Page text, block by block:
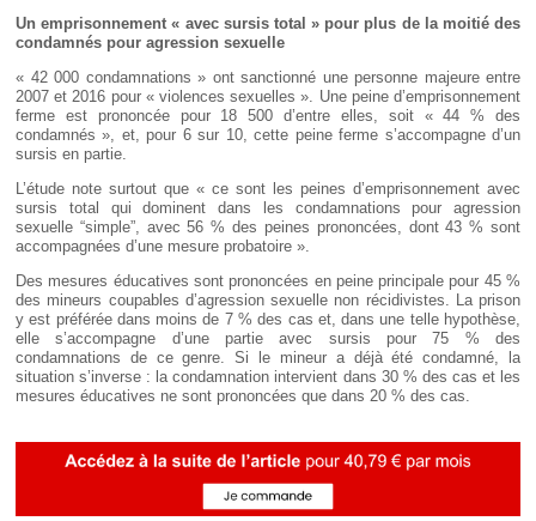
Un emprisonnement « avec sursis total » pour plus de la moitié des
condamnés pour agression sexuelle
« 42 000 condamnations » ont sanctionné une personne majeure entre
2007 et 2016 pour « violences sexuelles ». Une peine d’emprisonnement
ferme est prononcée pour 18 500 d’entre elles, soit « 44 % des
condamnés », et, pour 6 sur 10, cette peine ferme s’accompagne d’un
sursis en partie.
L’étude note surtout que « ce sont les peines d’emprisonnement avec
sursis total qui dominent dans les condamnations pour agression
sexuelle “simple”, avec 56 % des peines prononcées, dont 43 % sont
accompagnées d’une mesure probatoire ».
Des mesures éducatives sont prononcées en peine principale pour 45 %
des mineurs coupables d’agression sexuelle non récidivistes. La prison
y est préférée dans moins de 7 % des cas et, dans une telle hypothèse,
elle s’accompagne d’une partie avec sursis pour 75 % des
condamnations de ce genre. Si le mineur a déjà été condamné, la
situation s’inverse : la condamnation intervient dans 30 % des cas et les
mesures éducatives ne sont prononcées que dans 20 % des cas.